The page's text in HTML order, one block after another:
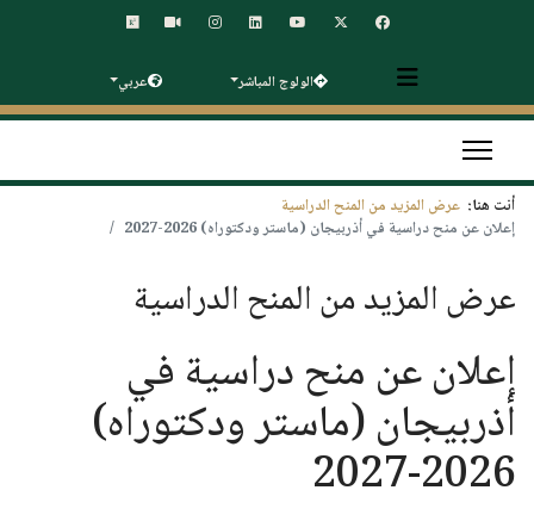
الولوج المباشر عربي
أنت هنا: عرض المزيد من المنح الدراسية
إعلان عن منح دراسية في أذربيجان (ماستر ودكتوراه) 2026-2027
عرض المزيد من المنح الدراسية
إعلان عن منح دراسية في
أذربيجان (ماستر ودكتوراه)
2026-2027